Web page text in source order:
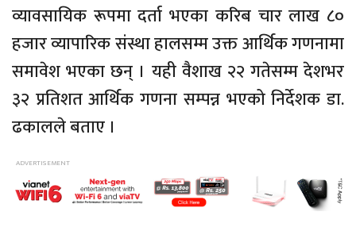
व्यावसायिक रूपमा दर्ता भएका करिब चार लाख ८०
हजार व्यापारिक संस्था हालसम्म उक्त आर्थिक गणनामा
समावेश भएका छन् । यही वैशाख २२ गतेसम्म देशभर
३२ प्रतिशत आर्थिक गणना सम्पन्न भएको निर्देशक डा.
ढकालले बताए ।